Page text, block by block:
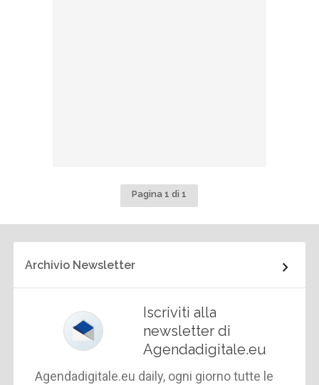
Pagina 1 di 1
Archivio Newsletter
Iscriviti alla
newsletter di
Agendadigitale.eu
Agendadigitale.eu daily, ogni giorno tutte le